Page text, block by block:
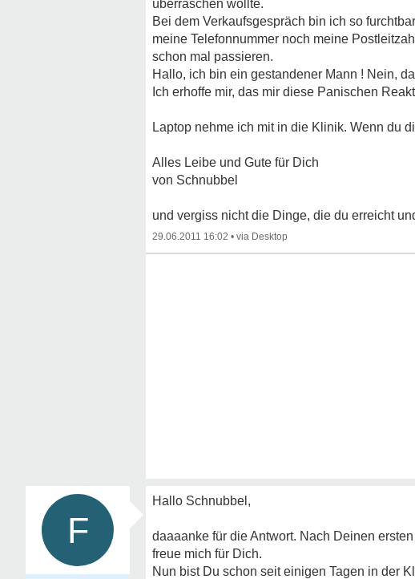
überraschen wollte.
Bei dem Verkaufsgespräch bin ich so
meine Telefonnummer noch meine
schon mal passieren.
Hallo, ich bin ein gestandener Mann ! Nein,
Ich erhoffe mir, das mir diese Panischen
Laptop nehme ich mit in die Klinik. Wenn du
Alles Leibe und Gute für Dich
von Schnubbel
und vergiss nicht die Dinge, die du erreicht
29.06.2011 16:02 •
F
Hallo Schnubbel,
daaaanke für die Antwort. Nach Deinen
freue mich für Dich.
Nun bist Du schon seit einigen Tagen in der